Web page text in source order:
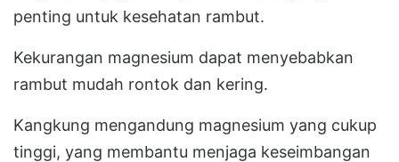
penting untuk kesehatan rambut.
Kekurangan magnesium dapat menyebabkan
rambut mudah rontok dan kering.
Kangkung mengandung magnesium yang cukup
tinggi, yang membantu menjaga keseimbangan